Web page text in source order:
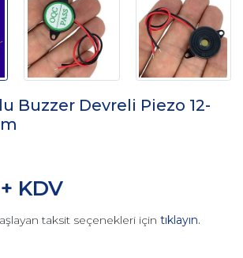
Buzzer Devreli Piezo 12-
KDV
taksit seçenekleri için tıklayın.